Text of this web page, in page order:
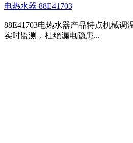
电热水器 88E41703
88E41703电热水器产品特点机械调
实时监测，杜绝漏电隐患...